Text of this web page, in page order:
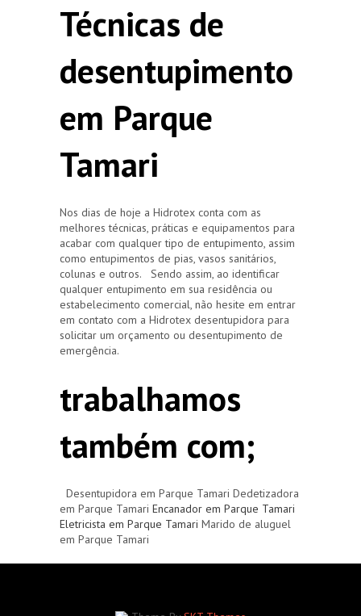
Técnicas de
desentupimento
em Parque
Tamari
Nos dias de hoje a Hidrotex conta com as
melhores técnicas, práticas e equipamentos para
acabar com qualquer tipo de entupimento, assim
como entupimentos de pias, vasos sanitários,
colunas e outros. Sendo assim, ao identificar
qualquer entupimento em sua residência ou
estabelecimento comercial, não hesite em entrar
em contato com a Hidrotex desentupidora para
solicitar um orçamento ou desentupimento de
emergência.
trabalhamos
também com;
Desentupidora em Parque Tamari Dedetizadora
em Parque Tamari Encanador em Parque Tamari
Eletricista em Parque Tamari Marido de aluguel
em Parque Tamari